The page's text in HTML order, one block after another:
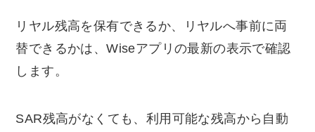
リヤル残高を保有できるか、リヤルへ事前に両
替できるかは、Wiseアプリの最新の表示で確認
します。
SAR残高がなくても、利用可能な残高から自動